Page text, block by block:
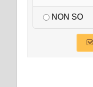
NON SO